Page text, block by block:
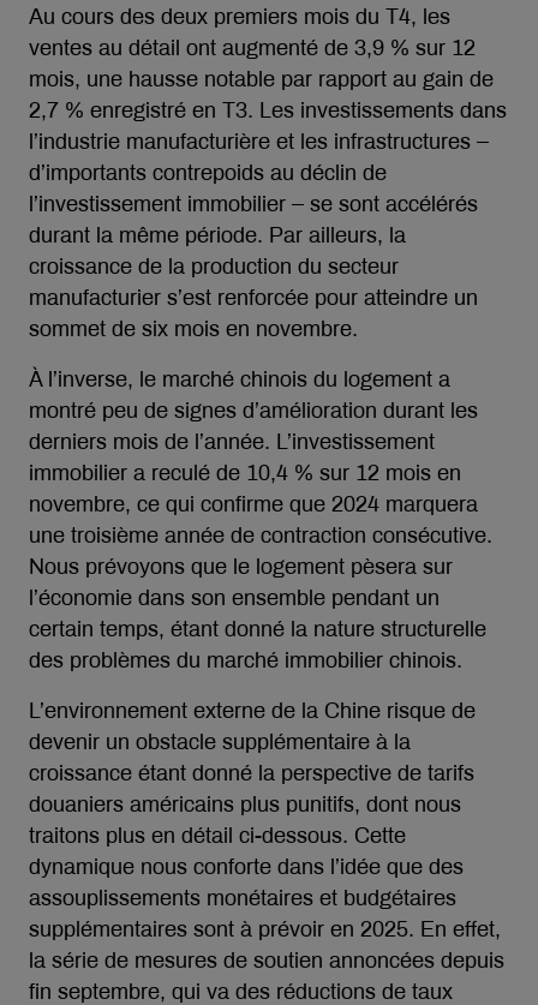
Au cours des deux premiers mois du T4, les
ventes au détail ont augmenté de 3,9 % sur 12
mois, une hausse notable par rapport au gain de
2,7 % enregistré en T3. Les investissements dans
l’industrie manufacturière et les infrastructures –
d’importants contrepoids au déclin de
l’investissement immobilier – se sont accélérés
durant la même période. Par ailleurs, la
croissance de la production du secteur
manufacturier s’est renforcée pour atteindre un
sommet de six mois en novembre.
À l’inverse, le marché chinois du logement a
montré peu de signes d’amélioration durant les
derniers mois de l’année. L’investissement
immobilier a reculé de 10,4 % sur 12 mois en
novembre, ce qui confirme que 2024 marquera
une troisième année de contraction consécutive.
Nous prévoyons que le logement pèsera sur
l’économie dans son ensemble pendant un
certain temps, étant donné la nature structurelle
des problèmes du marché immobilier chinois.
L’environnement externe de la Chine risque de
devenir un obstacle supplémentaire à la
croissance étant donné la perspective de tarifs
douaniers américains plus punitifs, dont nous
traitons plus en détail ci-dessous. Cette
dynamique nous conforte dans l’idée que des
assouplissements monétaires et budgétaires
supplémentaires sont à prévoir en 2025. En effet,
la série de mesures de soutien annoncées depuis
fin septembre, qui va des réductions de taux